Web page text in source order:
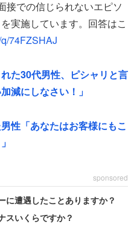
られてしまったという。さ
た所はあるか？」という質
辞めて会社がどれだけ損
報酬は年収の30～35％が
損をすることになってしま
指摘しているのだろう。
履歴書の全否定」されてし
接での信じられないエピソ
実施しています。回答はこ
74FZSHAJ
た30代男性、ピシャリと言
減にしなさい！」
性「あなたはお客様にもこ
sponsored
に遭遇したことありますか？
スいくらですか？